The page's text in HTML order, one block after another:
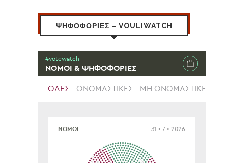
ΨΗΦΟΦΟΡΙΕΣ – VOULIWATCH